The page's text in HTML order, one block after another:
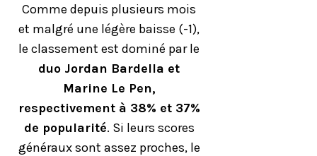
Comme depuis plusieurs mois
et malgré une légère baisse (-1),
le classement est dominé par le
duo Jordan Bardella et
Marine Le Pen,
respectivement à 38% et 37%
de popularité. Si leurs scores
généraux sont assez proches, le